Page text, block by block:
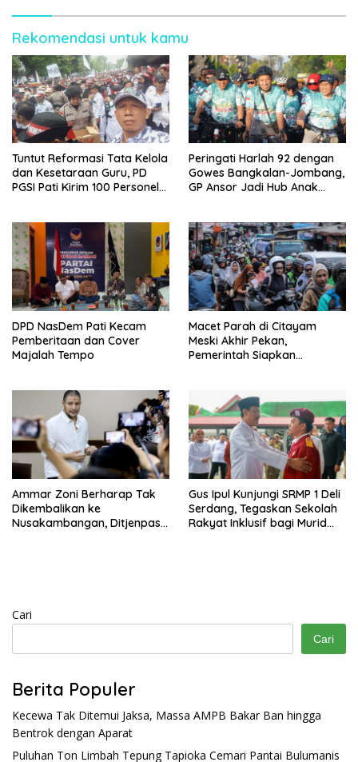
Rekomendasi untuk kamu
Tuntut Reformasi Tata Kelola
dan Kesetaraan Guru, PD
PGSI Pati Kirim 100 Personel
Peringati Harlah 92 dengan
Gowes Bangkalan-Jombang,
GP Ansor Jadi Hub Anak
DPD NasDem Pati Kecam
Pemberitaan dan Cover
Majalah Tempo
Macet Parah di Citayam
Meski Akhir Pekan,
Pemerintah Siapkan
Ammar Zoni Berharap Tak
Dikembalikan ke
Nusakambangan, Ditjenpas
Gus Ipul Kunjungi SRMP 1 Deli
Serdang, Tegaskan Sekolah
Rakyat Inklusif bagi Murid
Cari
Cari
Berita Populer
Kecewa Tak Ditemui Jaksa, Massa AMPB Bakar Ban hingga
Bentrok dengan Aparat
Puluhan Ton Limbah Tepung Tapioka Cemari Pantai Bulumanis